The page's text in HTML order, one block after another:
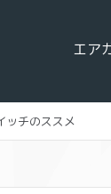
エア
ッチのススメ